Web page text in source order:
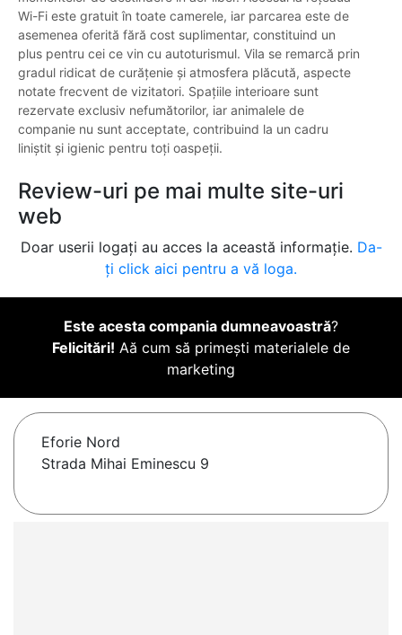
Wi-Fi este gratuit în toate camerele, iar parcarea este de
asemenea oferită fără cost suplimentar, constituind un
plus pentru cei ce vin cu autoturismul. Vila se remarcă prin
gradul ridicat de curățenie și atmosfera plăcută, aspecte
notate frecvent de vizitatori. Spațiile interioare sunt
rezervate exclusiv nefumătorilor, iar animalele de
companie nu sunt acceptate, contribuind la un cadru
liniștit și igienic pentru toți oaspeții.
Review-uri pe mai multe site-uri
web
Doar userii logați au acces la această informație. Da-
ți click aici pentru a vă loga.
Este acesta compania dumneavoastră?
Felicitări! Aă cum să primești materialele de
marketing
Eforie Nord
Strada Mihai Eminescu 9